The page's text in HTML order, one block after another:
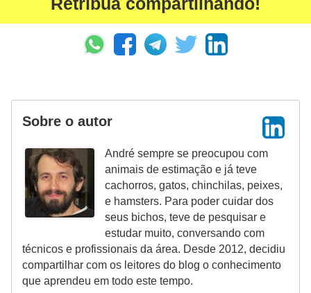
Retribua compartilhando!
Sobre o autor
André sempre se preocupou com
animais de estimação e já teve
cachorros, gatos, chinchilas, peixes,
e hamsters. Para poder cuidar dos
seus bichos, teve de pesquisar e
estudar muito, conversando com
técnicos e profissionais da área. Desde 2012, decidiu
compartilhar com os leitores do blog o conhecimento
que aprendeu em todo este tempo.